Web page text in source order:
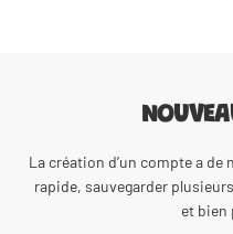
La création d’un compte a
rapide, sauvegarder
et bien